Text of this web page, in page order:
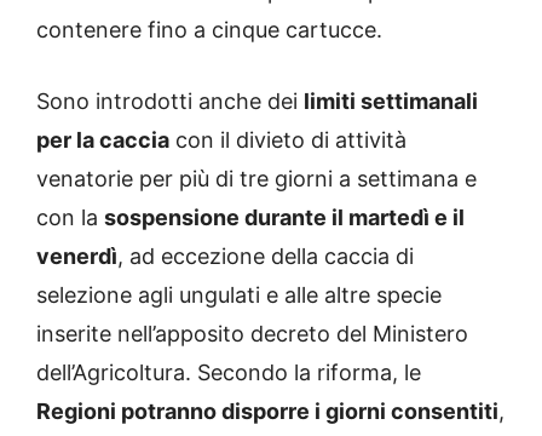
contenere fino a cinque cartucce.
Sono introdotti anche dei limiti settimanali
per la caccia con il divieto di attività
venatorie per più di tre giorni a settimana e
con la sospensione durante il martedì e il
venerdì, ad eccezione della caccia di
selezione agli ungulati e alle altre specie
inserite nell’apposito decreto del Ministero
dell’Agricoltura. Secondo la riforma, le
Regioni potranno disporre i giorni consentiti,